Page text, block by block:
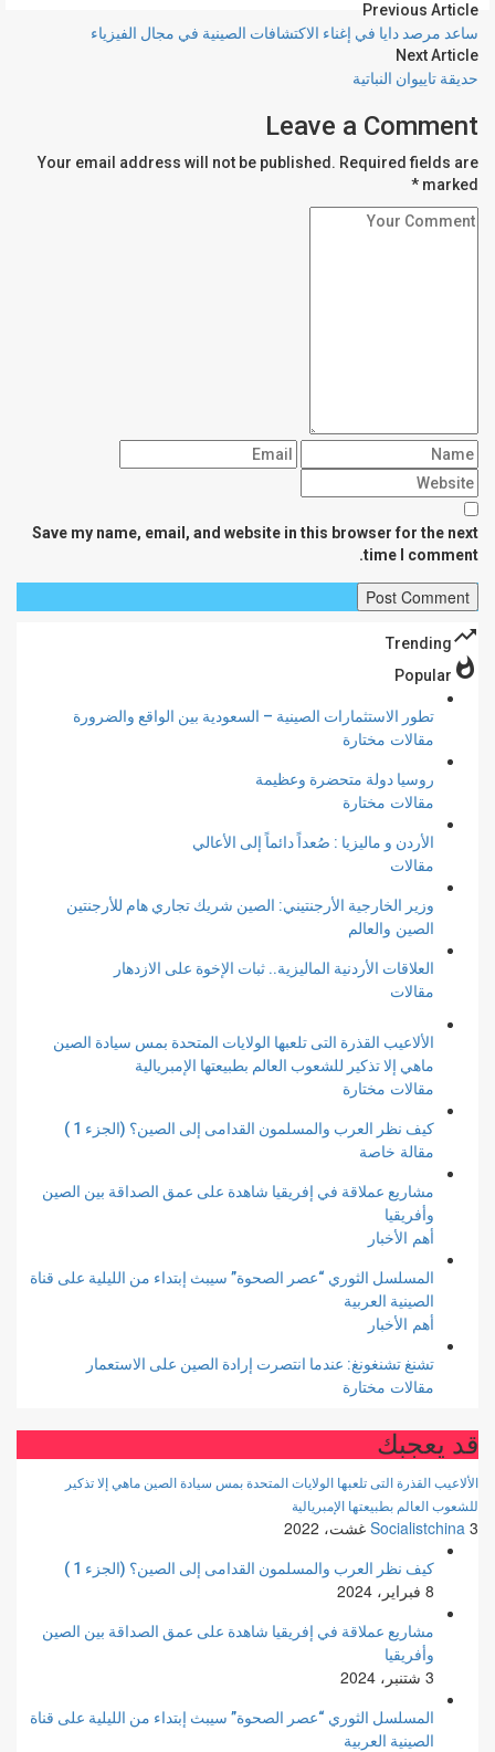
Previous Article
ساعد مرصد دايا في إغناء الاكتشافات الصينية في مجال الفيزياء
Next Article
حديقة تاييوان النباتية
Leave a Comment
Your email address will not be published. Required fields are
marked *
Save my name, email, and website in this browser for the next
time I comment.
trending_up
Trending
whatshot
Popular
تطور الاستثمارات الصينية – السعودية بين الواقع والضرورة
مقالات مختارة
روسيا دولة متحضرة وعظيمة
مقالات مختارة
الأردن و ماليزيا : صُعداً دائماً إلى الأعالي
مقالات
وزير الخارجية الأرجنتيني: الصين شريك تجاري هام للأرجنتين
الصين والعالم
العلاقات الأردنية الماليزية.. ثبات الإخوة على الازدهار
مقالات
الألاعيب القذرة التى تلعبها الولايات المتحدة بمس سيادة الصين
ماهي إلا تذكير للشعوب العالم بطبيعتها الإمبريالية
مقالات مختارة
كيف نظر العرب والمسلمون القدامى إلى الصين؟ (الجزء 1 )
مقالة خاصة
مشاريع عملاقة في إفريقيا شاهدة على عمق الصداقة بين الصين
وأفريقيا
أهم الأخبار
المسلسل الثوري “عصر الصحوة” سيبث إبتداء من الليلية على قناة
الصينية العربية
أهم الأخبار
تشنغ تشنغونغ: عندما انتصرت إرادة الصين على الاستعمار
مقالات مختارة
قد يعجبك
الألاعيب القذرة التى تلعبها الولايات المتحدة بمس سيادة الصين ماهي إلا تذكير
للشعوب العالم بطبيعتها الإمبريالية
Socialistchina 3 غشت، 2022
كيف نظر العرب والمسلمون القدامى إلى الصين؟ (الجزء 1 )
8 فبراير، 2024
مشاريع عملاقة في إفريقيا شاهدة على عمق الصداقة بين الصين
وأفريقيا
3 شتنبر، 2024
المسلسل الثوري “عصر الصحوة” سيبث إبتداء من الليلية على قناة
الصينية العربية